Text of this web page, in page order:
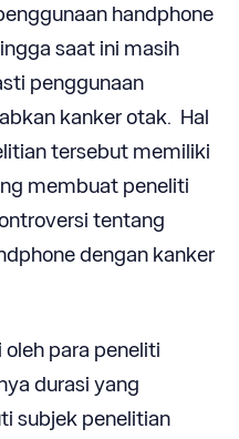
handphone
saat ini masih
penggunaan
kanker otak. Hal
tersebut memiliki
membuat peneliti
tentang
dengan kanker
para peneliti
durasi yang
subjek penelitian